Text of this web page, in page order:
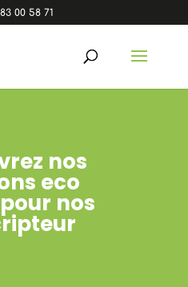
00 58 71
nos
eco
nos